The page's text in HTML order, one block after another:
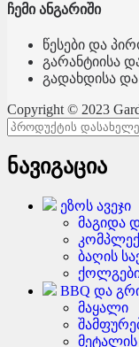
ჩემი ანგარიში
წესები და
გარანტიისა
გადახდისა
Copyright © 2023
ნავიგაცია
ეზოს ავეჯი
მაგიდა
ბაღის
BBQ და
მაყალი
მეტალის